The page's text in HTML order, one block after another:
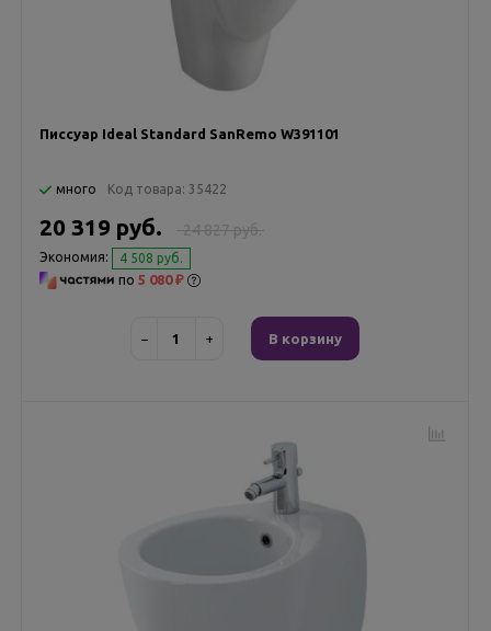
Писсуар Ideal Standard SanRemo W391101
много Код товара: 35422
24 827 руб.
20 319 руб.
Экономия: 4 508 руб.
по 5 080 ₽
− + В корзину